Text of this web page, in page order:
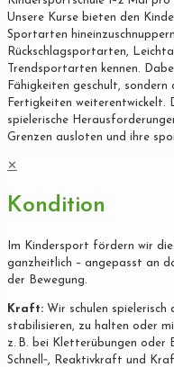
Unsere Kurse bieten den
Sportarten
Rückschlagsportarten,
Trendsportarten kennen.
Fähigkeiten geschult,
Fertigkeiten weiterentwickelt.
spielerische
Grenzen ausloten und ihre
✕
Kondition
Im Kindersport fördern wir
ganzheitlich – angepasst an
der Bewegung.
Kraft: Wir schulen
stabilisieren, zu halten oder
z. B. bei Kletterübungen oder
Schnell‐, Reaktivkraft und